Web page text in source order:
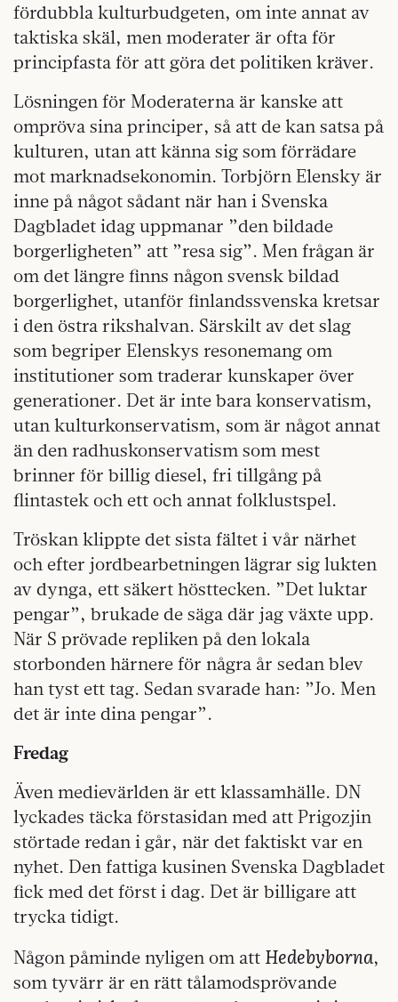
fördubbla kulturbudgeten, om inte annat av
taktiska skäl, men moderater är ofta för
principfasta för att göra det politiken kräver.
Lösningen för Moderaterna är kanske att
ompröva sina principer, så att de kan satsa på
kulturen, utan att känna sig som förrädare
mot marknadsekonomin. Torbjörn Elensky är
inne på något sådant när han i Svenska
Dagbladet idag uppmanar ”den bildade
borgerligheten” att ”resa sig”. Men frågan är
om det längre finns någon svensk bildad
borgerlighet, utanför finlandssvenska kretsar
i den östra rikshalvan. Särskilt av det slag
som begriper Elenskys resonemang om
institutioner som traderar kunskaper över
generationer. Det är inte bara konservatism,
utan kulturkonservatism, som är något annat
än den radhuskonservatism som mest
brinner för billig diesel, fri tillgång på
flintastek och ett och annat folklustspel.
Tröskan klippte det sista fältet i vår närhet
och efter jordbearbetningen lägrar sig lukten
av dynga, ett säkert hösttecken. ”Det luktar
pengar”, brukade de säga där jag växte upp.
När S prövade repliken på den lokala
storbonden härnere för några år sedan blev
han tyst ett tag. Sedan svarade han: ”Jo. Men
det är inte dina pengar”.
Fredag
Även medievärlden är ett klassamhälle. DN
lyckades täcka förstasidan med att Prigozjin
störtade redan i går, när det faktiskt var en
nyhet. Den fattiga kusinen Svenska Dagbladet
fick med det först i dag. Det är billigare att
trycka tidigt.
Någon påminde nyligen om att Hedebyborna,
som tyvärr är en rätt tålamodsprövande